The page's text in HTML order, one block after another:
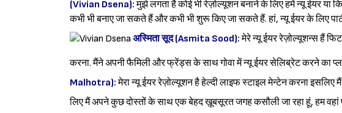
(Vivian Dsena):मुझे लगता है कोई भी रेज़ोल्यूशन बनाने के लिए हमें न्यू ईयर या
कभी भी बनाए जा सकते हैं और कभी भी शुरू किए जा सकते हैं. हां, न्यू ईयर के लिए
अस्मिता सूद (Asmita Sood):मेरे न्यू ईयर रेज़ोल्यूशन्स हैं
करना. मैंने अपनी फैमिली और फ्रेंड्स के साथ गोवा में न्यू ईयर सेलिब्रेट करने का
Malhotra):मेरा न्यू ईयर रेज़ोल्यूशन है हेल्दी लाइफ स्टाइल मेन्टेन करना इसलिए
लिए मैं अपने कुछ दोस्तों के साथ एक बेहद ख़ूबसूरत जगह कसौली जा रहा हूं, हम वहां